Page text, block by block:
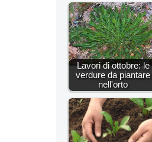
Lavori di ottobre: le
verdure da piantare
nell'orto